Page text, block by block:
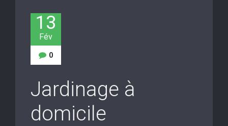
13
Fév
0
Jardinage à
domicile